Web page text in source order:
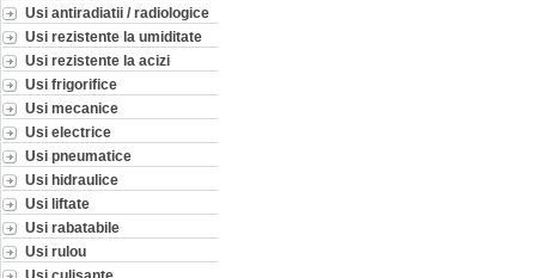
Usi antiradiatii / radiologice
Usi rezistente la umiditate
Usi rezistente la acizi
Usi frigorifice
Usi mecanice
Usi electrice
Usi pneumatice
Usi hidraulice
Usi liftate
Usi rabatabile
Usi rulou
Usi culisante